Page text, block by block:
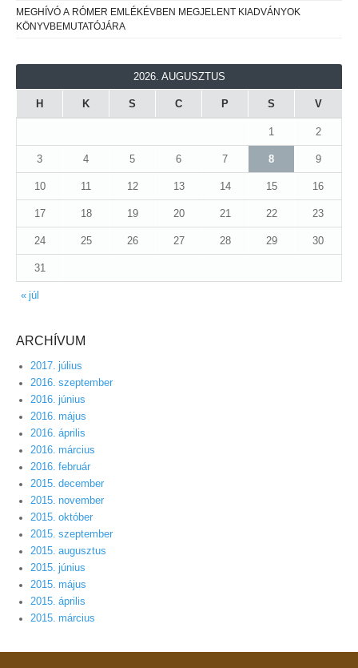
MEGHÍVÓ A RÓMER EMLÉKÉVBEN MEGJELENT KIADVÁNYOK
KÖNYVBEMUTATÓJÁRA
2026. AUGUSZTUS
H K S C P S V
« júl
1 2
3 4 5 6 7 8 9
10 11 12 13 14 15 16
17 18 19 20 21 22 23
24 25 26 27 28 29 30
31
ARCHÍVUM
2017. július
2016. szeptember
2016. június
2016. május
2016. április
2016. március
2016. február
2015. december
2015. november
2015. október
2015. szeptember
2015. augusztus
2015. június
2015. május
2015. április
2015. március